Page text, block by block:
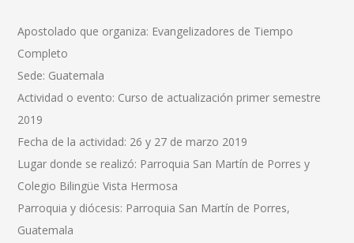
Apostolado que organiza: Evangelizadores de Tiempo
Completo
Sede: Guatemala
Actividad o evento: Curso de actualización primer semestre
2019
Fecha de la actividad: 26 y 27 de marzo 2019
Lugar donde se realizó: Parroquia San Martín de Porres y
Colegio Bilingüe Vista Hermosa
Parroquia y diócesis: Parroquia San Martín de Porres,
Guatemala